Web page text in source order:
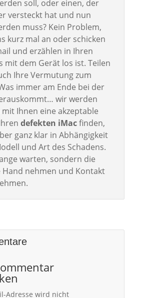
soll, oder einen, der
versteckt hat und nun
muss? Kein Problem,
kurz mal an oder schicken
und erzählen in Ihren
mit dem Gerät los ist. Teilen
Ihre Vermutung zum
immer am Ende bei der
wir werden
Ihnen eine akzeptable
defekten iMacfinden,
ganz klar in Abhängigkeit
und Art des Schadens.
warten, sondern die
Hand nehmen und Kontakt
Adresse wird nicht